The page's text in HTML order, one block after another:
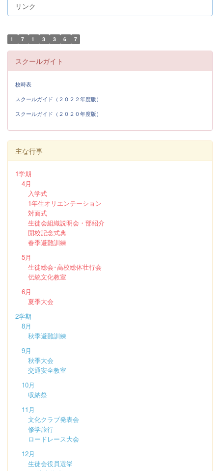
リンク
1 7 1 3 3 6 7
スクールガイト
校時表
スクールガイド（２０２２年度版）
スクールガイド（２０２０年度版）
主な行事
1学期
4月
入学式
1年生オリエンテーション
対面式
生徒会組織説明会・部紹介
開校記念式典
春季避難訓練
5月
生徒総会･高校総体壮行会
伝統文化教室
6月
夏季大会
2学期
8月
秋季避難訓練
9月
秋季大会
交通安全教室
10月
収納祭
11月
文化クラブ発表会
修学旅行
ロードレース大会
12月
生徒会役員選挙